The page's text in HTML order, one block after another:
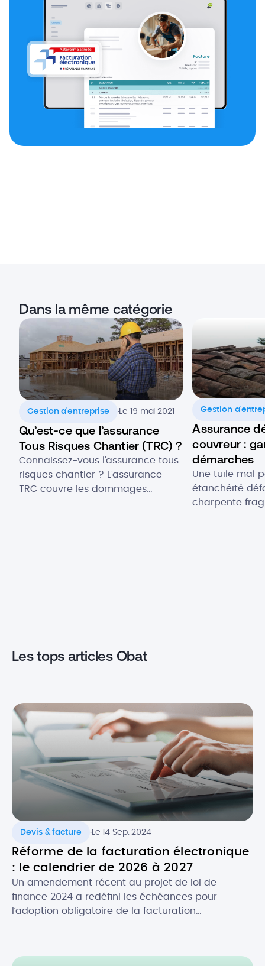
Dans la même catégorie
Gestion d'entreprise .Le 19 mai 2021
Qu’est-ce que l’assurance
Tous Risques Chantier (TRC) ?
Connaissez-vous l’assurance tous
risques chantier ? L’assurance
TRC couvre les dommages
Gestion
Assurance
couvreur :
démarches
Une tuile mal
étanchéité
charpente
Les tops articles Obat
Devis & facture .Le 14 Sep. 2024
Réforme de la facturation électronique
: le calendrier de 2026 à 2027
Un amendement récent au projet de loi de
finance 2024 a redéfini les échéances pour
l’adoption obligatoire de la facturation
la réforme de la facture électronique pour les